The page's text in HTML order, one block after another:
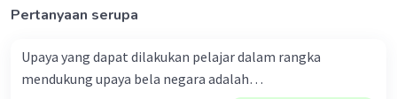
Pertanyaan serupa
Upaya yang dapat dilakukan pelajar dalam rangka
mendukung upaya bela negara adalah…